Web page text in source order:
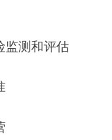
测和评估